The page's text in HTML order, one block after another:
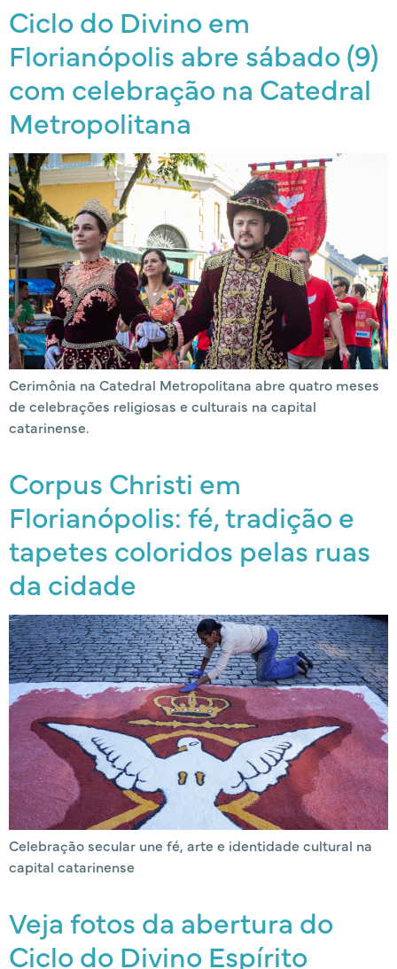
Ciclo do Divino em
Florianópolis abre sábado (9)
com celebração na Catedral
Metropolitana
Cerimônia na Catedral Metropolitana abre quatro meses
de celebrações religiosas e culturais na capital
catarinense.
Corpus Christi em
Florianópolis: fé, tradição e
tapetes coloridos pelas ruas
da cidade
Celebração secular une fé, arte e identidade cultural na
capital catarinense
Veja fotos da abertura do
Ciclo do Divino Espírito